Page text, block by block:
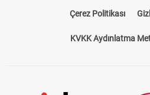
Çerez Politikası
KVKK Aydınlatma